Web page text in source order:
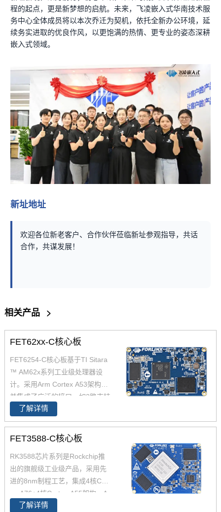
程的起点，更是新梦想的启航。未来，飞凌嵌入式华南技术服
务中心全体成员将以本次乔迁为契机，依托全新办公环境，延
续务实进取的优良作风，以更饱满的热情、更专业的姿态深耕
嵌入式领域。
新址地址
欢迎各位新老客户、合作伙伴莅临新址参观指导，共话
合作，共谋发展！
相关产品 >
FET62xx-C核心板
FET6254-C核心板基于TI Sitara
™ AM62x系列工业级处理器设
计。采用Arm Cortex A53架构，
并集成了广泛的接口，如2路支持
TSN的千兆以太网、USB 2.0CA
N-FD，AM6254核心板兼容AM6
2x全系列处理器，提供单核、双
容，飞凌嵌入式已经适配AM625
4 AM6231 AM6232三款芯片为
您带来灵活的成本组合方案，AM
如人机界面(HMI)、工业计算机、
了解详情
FET3588-C核心板
RK3588芯片系列是Rockchip推
出的旗舰级工业级产品，采用先
进的8nm制程工艺，集成4核Cort
ex-A76+4核Cortex-A55架构，A
76主频高达2.4GHz，A55核主频
了解详情